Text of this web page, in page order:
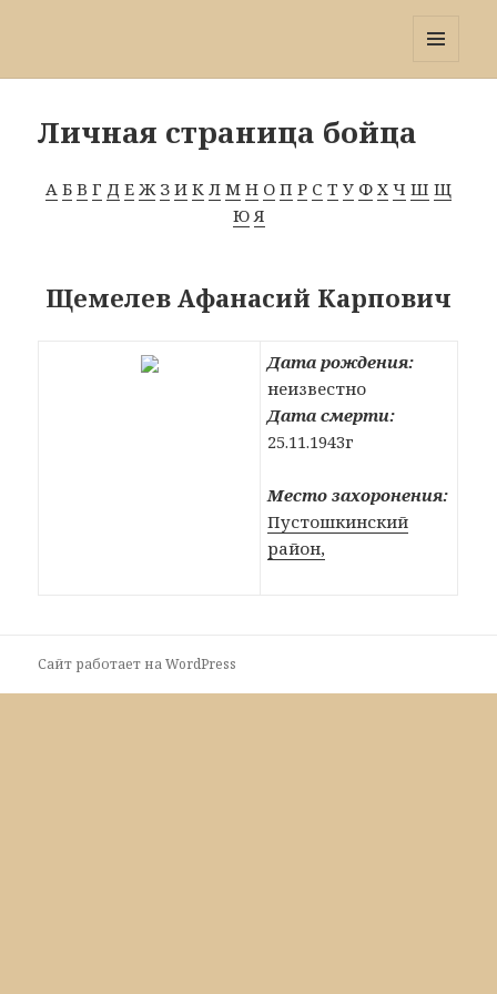
Личная страница бойца
А Б В Г Д Е Ж З И К Л М Н О П Р С Т У Ф Х Ч Ш Щ
Ю Я
Щемелев Афанасий Карпович
Дата рождения:
неизвестно
Дата смерти:
25.11.1943г
Место захоронения:
Пустошкинский
район,
Сайт работает на WordPress